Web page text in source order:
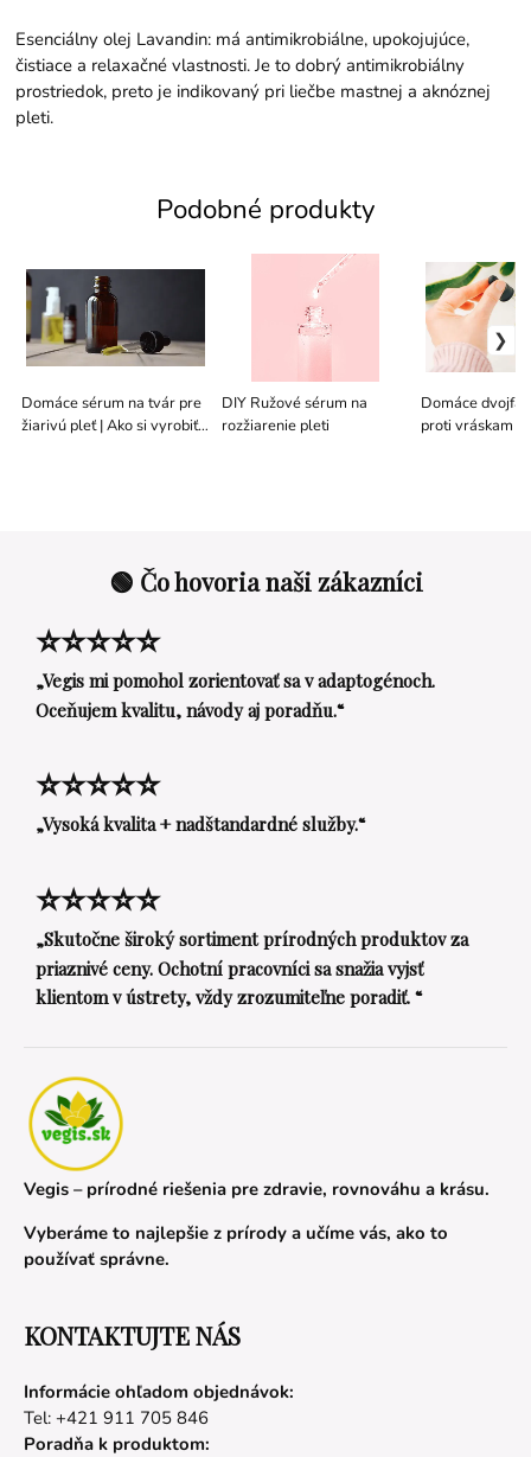
Esenciálny olej Lavandin: má antimikrobiálne, upokojujúce,
čistiace a relaxačné vlastnosti. Je to dobrý antimikrobiálny
prostriedok, preto je indikovaný pri liečbe mastnej a aknóznej
pleti.
Podobné produkty
Domáce sérum na tvár pre
žiarivú pleť | Ako si vyrobiť
DIY Ružové sérum na
rozžiarenie pleti
Domáce
proti vráskam
🟢 Čo hovoria naši zákazníci
⭐⭐⭐⭐⭐
„Vegis mi pomohol zorientovať sa v adaptogénoch.
Oceňujem kvalitu, návody aj poradňu.“
⭐⭐⭐⭐⭐
„Vysoká kvalita + nadštandardné služby.“
⭐⭐⭐⭐⭐
„Skutočne široký sortiment prírodných produktov za
priaznivé ceny. Ochotní pracovníci sa snažia vyjsť
klientom v ústrety, vždy zrozumiteľne poradiť. “
Vegis – prírodné riešenia pre zdravie, rovnováhu a krásu.
Vyberáme to najlepšie z prírody a učíme vás, ako to
používať správne.
KONTAKTUJTE NÁS
Informácie ohľadom objednávok:
Tel: +421 911 705 846
Poradňa k produktom: